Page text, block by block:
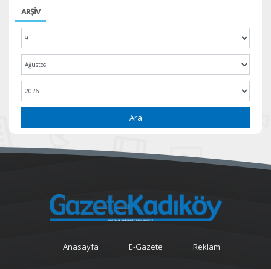
ARŞİV
Ara
Anasayfa E-Gazete Reklam